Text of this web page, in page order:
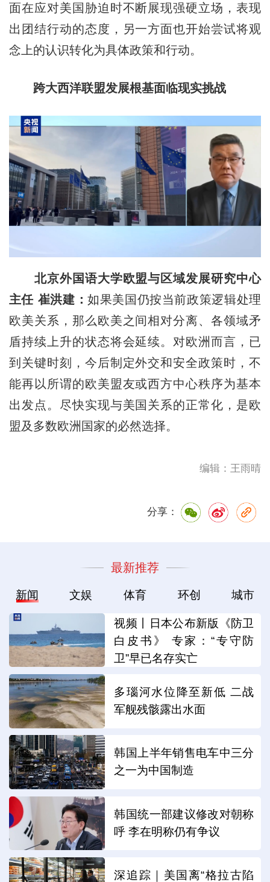
面在应对美国胁迫时不断展现强硬立场，表现
出团结行动的态度，另一方面也开始尝试将观
念上的认识转化为具体政策和行动。
跨大西洋联盟发展根基面临现实挑战
北京外国语大学欧盟与区域发展研究中心
主任 崔洪建：如果美国仍按当前政策逻辑处理
欧美关系，那么欧美之间相对分离、各领域矛
盾持续上升的状态将会延续。对欧洲而言，已
到关键时刻，今后制定外交和安全政策时，不
能再以所谓的欧美盟友或西方中心秩序为基本
出发点。尽快实现与美国关系的正常化，是欧
盟及多数欧洲国家的必然选择。
编辑：王雨晴
分享：
最新推荐
新闻 文娱 体育 环创 城市
视频丨日本公布新版《防卫
白皮书》 专家：“专守防
卫”早已名存实亡
多瑙河水位降至新低 二战
军舰残骸露出水面
韩国上半年销售电车中三分
之一为中国制造
韩国统一部建议修改对朝称
呼 李在明称仍有争议
深追踪｜美国离“格拉古陷